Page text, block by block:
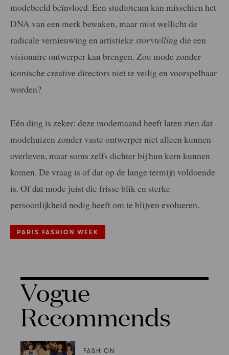
modebeeld beïnvloed. Een studioteam kan misschien het
DNA van een merk bewaken, maar mist wellicht de
radicale vernieuwing en artistieke storytelling die een
visionaire ontwerper kan brengen. Zou mode zonder
iconische creative directors niet te veilig en voorspelbaar
worden?
Eén ding is zeker: deze modemaand heeft laten zien dat
modehuizen zonder vaste ontwerper niet alleen kunnen
overleven, maar soms zelfs dichter bij hun kern kunnen
komen. De vraag is of dat op de lange termijn voldoende
is. Of dat mode juist die frisse blik en sterke
persoonlijkheid nodig heeft om te blijven evolueren.
PARIS FASHION WEEK
Vogue
Recommends
FASHION